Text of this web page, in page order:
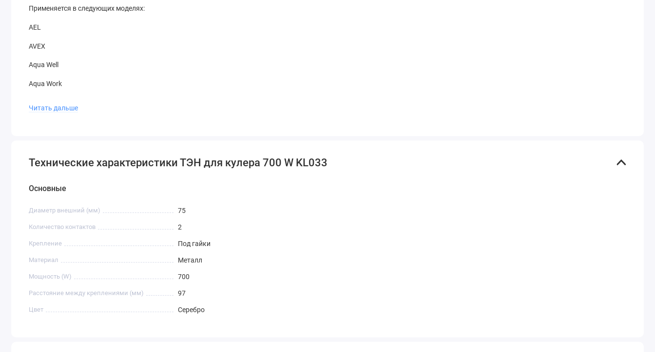
Применяется в следующих моделях:
AEL
AVEX
Aqua Well
Aqua Work
Ecotronic
Kraft
Vatten
Аквафор
Читать дальше
Технические характеристики ТЭН для кулера 700 W KL033
Основные
Диаметр внешний (мм) 75
Количество контактов 2
Крепление Под гайки
Материал Металл
Мощность (W) 700
Расстояние между креплениями (мм) 97
Цвет Серебро